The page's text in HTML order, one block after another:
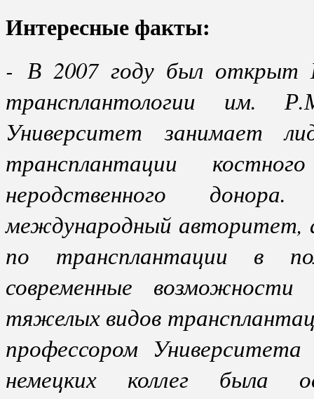
Интересные факты:
- В 2007 году был открыт
трансплантологии им.
Университет занимает
трансплантации
неродственного
международный авторитет,
по трансплантации в
современные
тяжелых видов
профессором
немецких коллег была